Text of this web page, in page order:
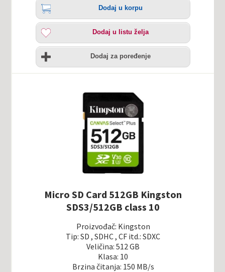
korpu
Dodaj u korpu
Dodaj
listu
želja
Dodaj u listu želja
Uporedi
Dodaj za poređenje
Micro SD Card 512GB Kingston
SDS3/512GB class 10
Proizvođač: Kingston
Tip: SD , SDHC , CF itd.: SDXC
Veličina: 512 GB
Klasa: 10
Brzina čitanja: 150 MB/s